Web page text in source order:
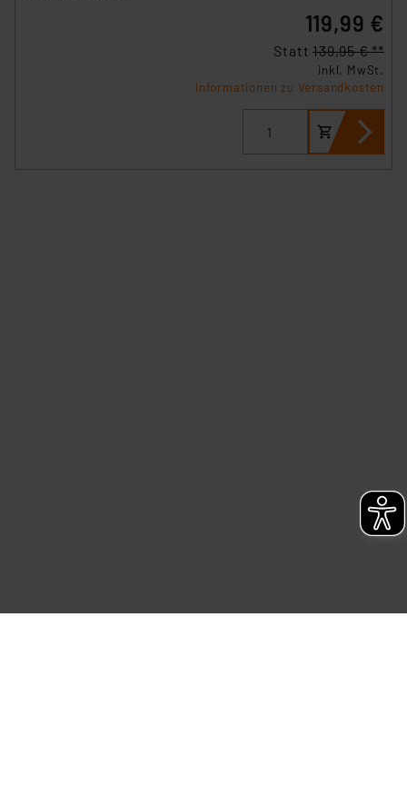
119,99 €
Statt139,95 € **
inkl. MwSt.
Informationen zu Versandkosten